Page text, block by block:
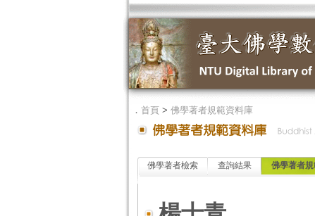
． 首頁> 佛學著者規範資料庫
佛學著者檢索 查詢結果 佛學著者